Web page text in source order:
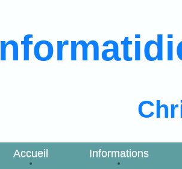
Accueil Informations